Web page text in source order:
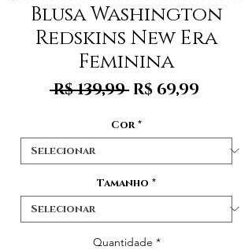
Blusa Washington
Redskins New Era
Feminina
R$ 139,99 Preço
R$ 69,99
Cor *
Tamanho *
Quantidade *